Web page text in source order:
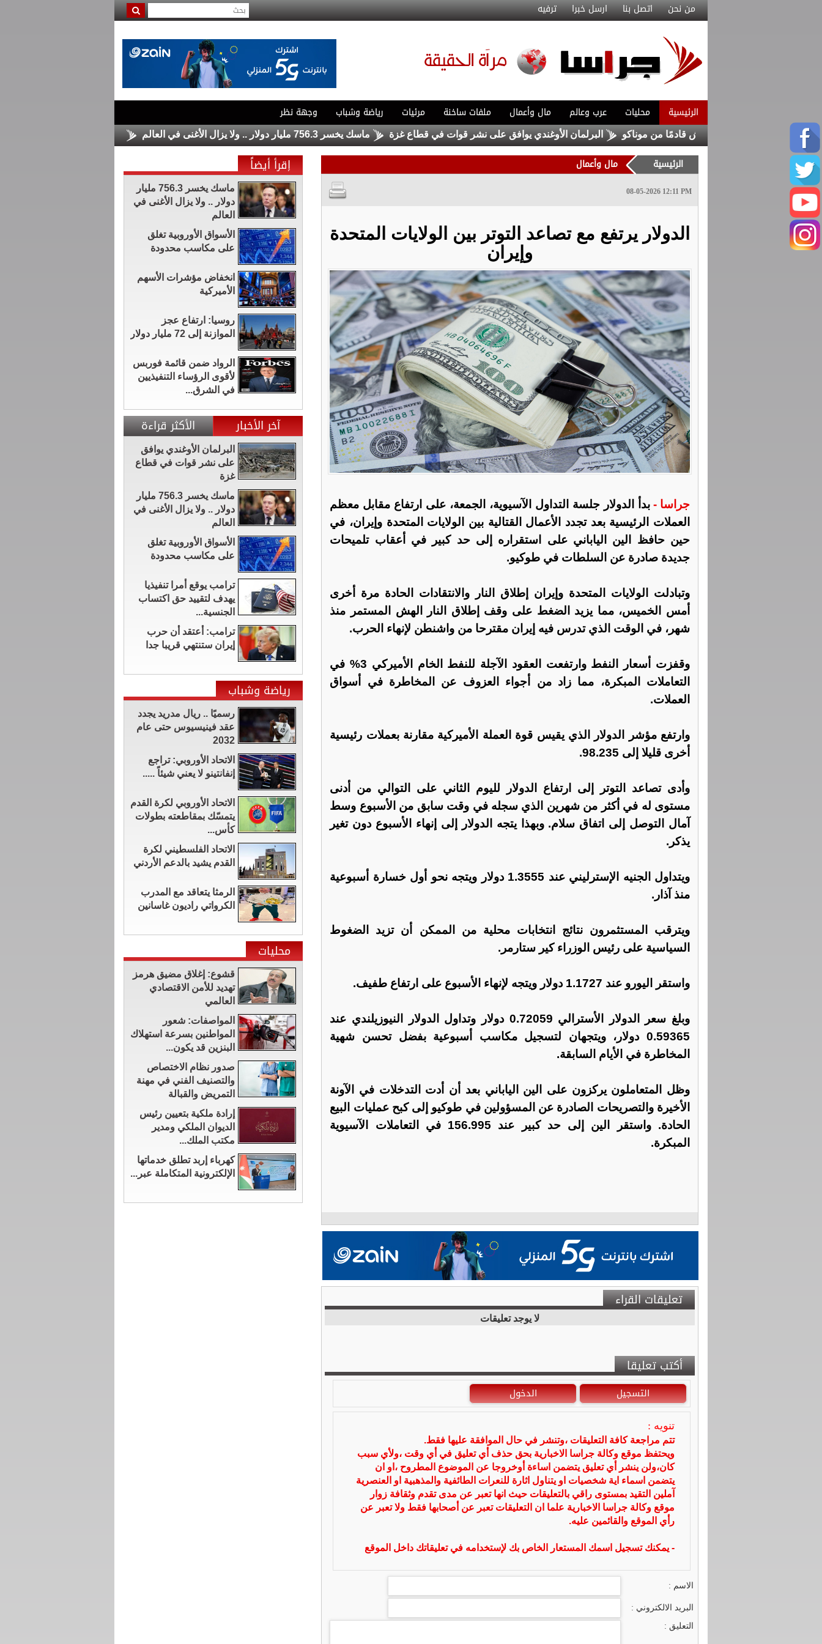
من نحن اتصل بنا ارسل خبرا ترفيه
الرئيسية محليات عرب وعالم مال وأعمال ملفات ساخنة مرئيات رياضة وشباب وجهة نظر
مع ماغنيس أكليوش قادمًا من موناكو البرلمان الأوغندي يوافق على نشر قوات في قطاع غزة ماسك يخسر 756.3 مليار دولار .. ولا يزال الأغنى في العالم الأسواق الأوروبية تغلق على مكاسب
الرئيسية مال وأعمال
08-05-2026 12:11 PM
الدولار يرتفع مع تصاعد التوتر بين الولايات المتحدة
وإيران
جراسا - بدأ الدولار جلسة التداول الآسيوية، الجمعة، على ارتفاع مقابل معظم
العملات الرئيسية بعد تجدد الأعمال القتالية بين الولايات المتحدة وإيران، في
حين حافظ الين الياباني على استقراره إلى حد كبير في أعقاب تلميحات
جديدة صادرة عن السلطات في طوكيو.
وتبادلت الولايات المتحدة وإيران إطلاق النار والانتقادات الحادة مرة أخرى
أمس الخميس، مما يزيد الضغط على وقف إطلاق النار الهش المستمر منذ
شهر، في الوقت الذي تدرس فيه إيران مقترحا من واشنطن لإنهاء الحرب.
وقفزت أسعار النفط وارتفعت العقود الآجلة للنفط الخام الأميركي 3% في
التعاملات المبكرة، مما زاد من أجواء العزوف عن المخاطرة في أسواق
العملات.
وارتفع مؤشر الدولار الذي يقيس قوة العملة الأميركية مقارنة بعملات رئيسية
أخرى قليلا إلى 98.235.
وأدى تصاعد التوتر إلى ارتفاع الدولار لليوم الثاني على التوالي من أدنى
مستوى له في أكثر من شهرين الذي سجله في وقت سابق من الأسبوع وسط
آمال التوصل إلى اتفاق سلام. وبهذا يتجه الدولار إلى إنهاء الأسبوع دون تغير
يذكر.
ويتداول الجنيه الإسترليني عند 1.3555 دولار ويتجه نحو أول خسارة أسبوعية
منذ آذار.
ويترقب المستثمرون نتائج انتخابات محلية من الممكن أن تزيد الضغوط
السياسية على رئيس الوزراء كير ستارمر.
واستقر اليورو عند 1.1727 دولار ويتجه لإنهاء الأسبوع على ارتفاع طفيف.
وبلغ سعر الدولار الأسترالي 0.72059 دولار وتداول الدولار النيوزيلندي عند
0.59365 دولار، ويتجهان لتسجيل مكاسب أسبوعية بفضل تحسن شهية
المخاطرة في الأيام السابقة.
وظل المتعاملون يركزون على الين الياباني بعد أن أدت التدخلات في الآونة
الأخيرة والتصريحات الصادرة عن المسؤولين في طوكيو إلى كبح عمليات البيع
الحادة. واستقر الين إلى حد كبير عند 156.995 في التعاملات الآسيوية
المبكرة.
تعليقات القراء
لا يوجد تعليقات
أكتب تعليقا
التسجيل الدخول
تنويه :
تتم مراجعة كافة التعليقات ،وتنشر في حال الموافقة عليها فقط.
ويحتفظ موقع وكالة جراسا الاخبارية بحق حذف أي تعليق في أي وقت ،ولأي سبب
كان،ولن ينشر أي تعليق يتضمن اساءة أوخروجا عن الموضوع المطروح ،او ان
يتضمن اسماء اية شخصيات او يتناول اثارة للنعرات الطائفية والمذهبية او العنصرية
آملين التقيد بمستوى راقي بالتعليقات حيث انها تعبر عن مدى تقدم وثقافة زوار
موقع وكالة جراسا الاخبارية علما ان التعليقات تعبر عن أصحابها فقط ولا تعبر عن
رأي الموقع والقائمين عليه.
- يمكنك تسجيل اسمك المستعار الخاص بك لإستخدامه في تعليقاتك داخل الموقع
الاسم :
البريد الالكتروني :
التعليق :
إقرأ أيضاً
ماسك يخسر 756.3 مليار
دولار .. ولا يزال الأغنى في
العالم
الأسواق الأوروبية تغلق
على مكاسب محدودة
انخفاض مؤشرات الأسهم
الأميركية
روسيا: ارتفاع عجز
الموازنة إلى 72 مليار دولار
الرواد ضمن قائمة فوربس
لأقوى الرؤساء التنفيذيين
في الشرق...
آخر الأخبار الأكثر قراءة
البرلمان الأوغندي يوافق
على نشر قوات في قطاع
غزة
ماسك يخسر 756.3 مليار
دولار .. ولا يزال الأغنى في
العالم
الأسواق الأوروبية تغلق
على مكاسب محدودة
ترامب يوقع أمرا تنفيذيا
يهدف لتقييد حق اكتساب
الجنسية...
ترامب: أعتقد أن حرب
إيران ستنتهي قريبا جدا
رياضة وشباب
رسميًا .. ريال مدريد يجدد
عقد فينيسيوس حتى عام
2032
الاتحاد الأوروبي: تراجع
إنفانتينو لا يعني شيئاً .....
الاتحاد الأوروبي لكرة القدم
يتمسّك بمقاطعته بطولات
كأس...
الاتحاد الفلسطيني لكرة
القدم يشيد بالدعم الأردني
الرمثا يتعاقد مع المدرب
الكرواتي راديون غاسانين
محليات
قشوع: إغلاق مضيق هرمز
تهديد للأمن الاقتصادي
العالمي
المواصفات: شعور
المواطنين بسرعة استهلاك
البنزين قد يكون...
صدور نظام الاختصاص
والتصنيف الفني في مهنة
التمريض والقبالة
إرادة ملكية بتعيين رئيس
الديوان الملكي ومدير
مكتب الملك...
كهرباء إربد تطلق خدماتها
الإلكترونية المتكاملة عبر...